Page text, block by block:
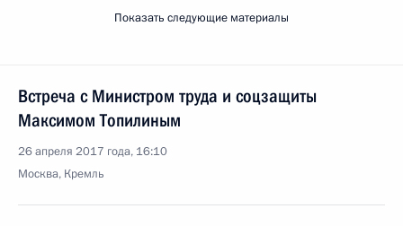
Показать следующие материалы
Встреча с Министром труда и соцзащиты
Максимом Топилиным
26 апреля 2017 года, 16:10
Москва, Кремль